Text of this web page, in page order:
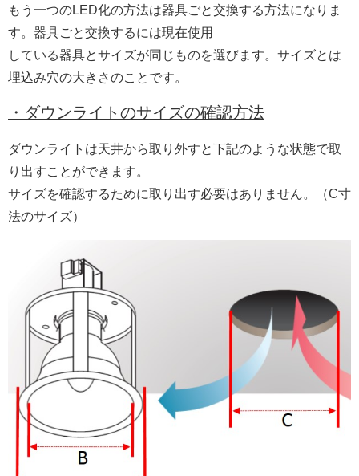
もう一つのLED化の方法は器具ごと交換する方法になりま
す。器具ごと交換するには現在使用
している器具とサイズが同じものを選びます。サイズとは
埋込み穴の大きさのことです。
・ダウンライトのサイズの確認方法
ダウンライトは天井から取り外すと下記のような状態で取
り出すことができます。
サイズを確認するために取り出す必要はありません。（C寸
法のサイズ）